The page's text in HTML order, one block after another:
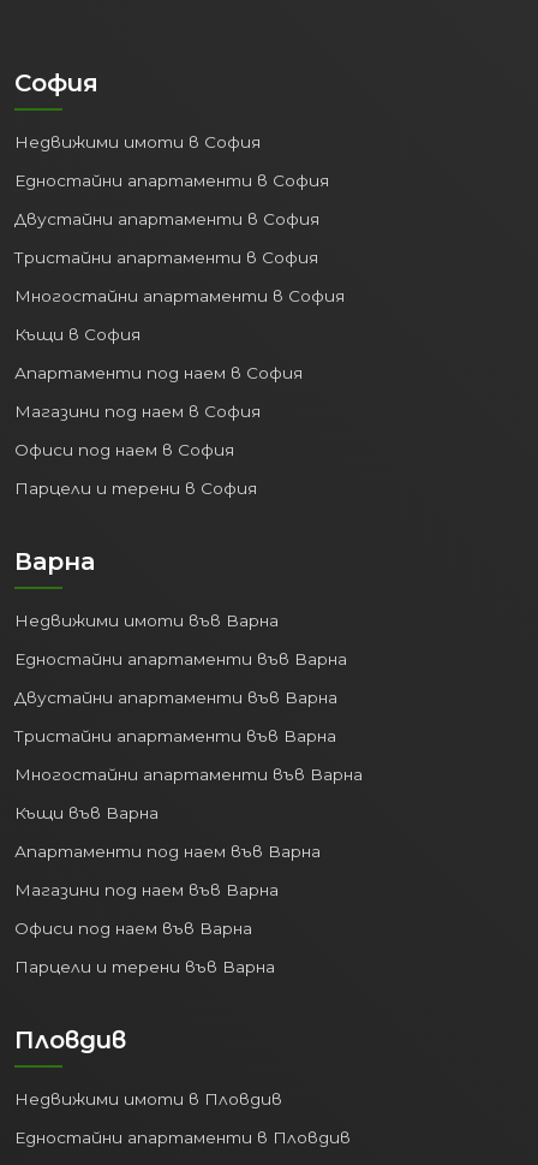
Добре развита пътна мрежа:
до други големи градове и курорти
в страната.
2. Процъфтяваща
икономика и пазар на труда:
Варна е важен икономически двигател
за Североизточна България. Силно
Туризъм: Дългите плажни ивици,
Св. Св. Константин и Елена) и
богатият културен живот
утвърждава като водещ център за
изнесени бизнес услуги.
Транспорт и Логистика:
Благодарение на пристанището и
Образование:Няколко
университета и колежи привличат
студенти от цялата страна и
Стабилната икономика генерира
на живот, правейки покупката на
3. Високо качество на
Животът във Варна предлага
София
Недвижими имоти в София
Едностайни апартаменти в София
Двустайни апартаменти в София
Тристайни апартаменти в София
Многостайни апартаменти в София
Къщи в София
Апартаменти под наем в София
Магазини под наем в София
Офиси под наем в София
Парцели и терени в София
Варна
Недвижими имоти във Варна
Едностайни апартаменти във Варна
Двустайни апартаменти във Варна
Тристайни апартаменти във Варна
Многостайни апартаменти във Варна
Къщи във Варна
Апартаменти под наем във Варна
Магазини под наем във Варна
Офиси под наем във Варна
Парцели и терени във Варна
Пловдив
Недвижими имоти в Пловдив
Едностайни апартаменти в Пловдив